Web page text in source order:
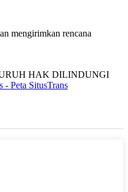
mengirimkan rencana
HAK DILINDUNGI
- Peta SitusTrans